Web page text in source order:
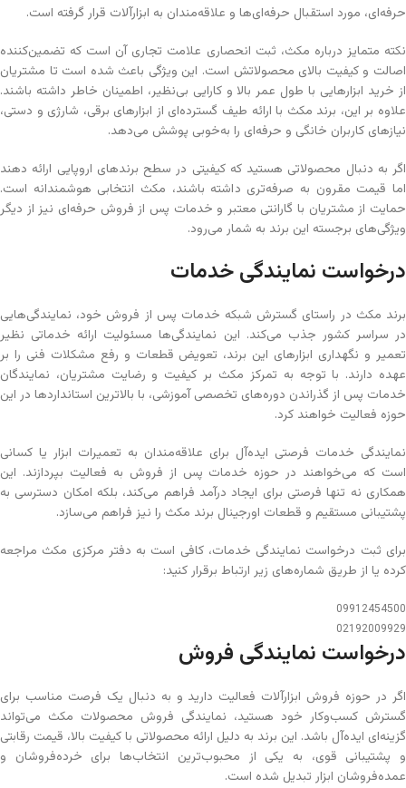
حرفه‌ای، مورد استقبال حرفه‌ای‌ها و علاقه‌مندان به ابزارآلات قرار گرفته است.
نکته متمایز درباره مکث، ثبت انحصاری علامت تجاری آن است که تضمین‌کننده
اصالت و کیفیت بالای محصولاتش است. این ویژگی باعث شده است تا مشتریان
از خرید ابزارهایی با طول عمر بالا و کارایی بی‌نظیر، اطمینان خاطر داشته باشند.
علاوه بر این، برند مکث با ارائه طیف گسترده‌ای از ابزارهای برقی، شارژی و دستی،
نیازهای کاربران خانگی و حرفه‌ای را به‌خوبی پوشش می‌دهد.
اگر به دنبال محصولاتی هستید که کیفیتی در سطح برندهای اروپایی ارائه دهند
اما قیمت مقرون به صرفه‌تری داشته باشند، مکث انتخابی هوشمندانه است.
حمایت از مشتریان با گارانتی معتبر و خدمات پس از فروش حرفه‌ای نیز از دیگر
ویژگی‌های برجسته این برند به شمار می‌رود.
درخواست نمایندگی خدمات
برند مکث در راستای گسترش شبکه خدمات پس از فروش خود، نمایندگی‌هایی
در سراسر کشور جذب می‌کند. این نمایندگی‌ها مسئولیت ارائه خدماتی نظیر
تعمیر و نگهداری ابزارهای این برند، تعویض قطعات و رفع مشکلات فنی را بر
عهده دارند. با توجه به تمرکز مکث بر کیفیت و رضایت مشتریان، نمایندگان
خدمات پس از گذراندن دوره‌های تخصصی آموزشی، با بالاترین استانداردها در این
حوزه فعالیت خواهند کرد.
نمایندگی خدمات فرصتی ایده‌آل برای علاقه‌مندان به تعمیرات ابزار یا کسانی
است که می‌خواهند در حوزه خدمات پس از فروش به فعالیت بپردازند. این
همکاری نه تنها فرصتی برای ایجاد درآمد فراهم می‌کند، بلکه امکان دسترسی به
پشتیبانی مستقیم و قطعات اورجینال برند مکث را نیز فراهم می‌سازد.
برای ثبت درخواست نمایندگی خدمات، کافی است به دفتر مرکزی مکث مراجعه
کرده یا از طریق شماره‌های زیر ارتباط برقرار کنید:
09912454500
02192009929
درخواست نمایندگی فروش
اگر در حوزه فروش ابزارآلات فعالیت دارید و به دنبال یک فرصت مناسب برای
گسترش کسب‌وکار خود هستید، نمایندگی فروش محصولات مکث می‌تواند
گزینه‌ای ایده‌آل باشد. این برند به دلیل ارائه محصولاتی با کیفیت بالا، قیمت رقابتی
و پشتیبانی قوی، به یکی از محبوب‌ترین انتخاب‌ها برای خرده‌فروشان و
عمده‌فروشان ابزار تبدیل شده است.